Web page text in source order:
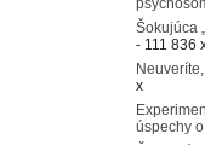
Šokujúca
- 111 836
x
úspechy